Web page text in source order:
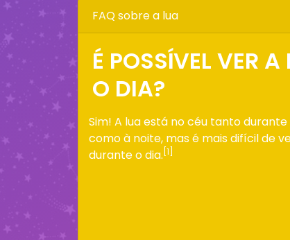
FAQ sobre a lua
É POSSÍVEL VER
O DIA?
Sim! A lua está no céu tanto durante
como à noite, mas é mais difícil de
durante o dia. [1]